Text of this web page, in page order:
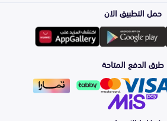
المكائن، القيرات
وملحقاتها
الشمعات
والاصطبات (الاضاءة)
الفرامل والأقمشة
لوازم الرحلات
اكسسوارات العناية
الأكثر مبيعاً
التلميع والعناية
تويوتا
هيونداي
حمل التطبيق الان
طرق الدفع المتاحة